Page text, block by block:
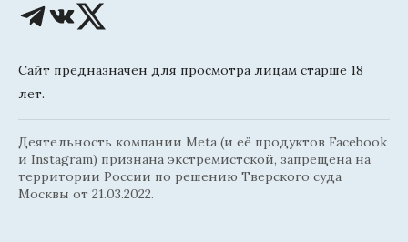
Сайт предназначен для просмотра лицам старше 18
лет.
Деятельность компании Meta (и её продуктов Facebook
и Instagram) признана экстремистской, запрещена на
территории России по решению Тверского суда
Москвы от 21.03.2022.